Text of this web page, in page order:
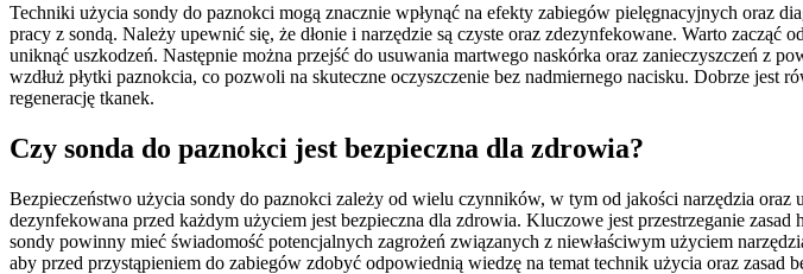
Techniki użycia sondy do paznokci mogą znacznie wpłynąć na efekty zabiegów pielęgnacyjnych oraz
pracy z sondą. Należy upewnić się, że dłonie i narzędzie są czyste oraz zdezynfekowane. Warto
uniknąć uszkodzeń. Następnie można przejść do usuwania martwego naskórka oraz zanieczyszczeń z
wzdłuż płytki paznokcia, co pozwoli na skuteczne oczyszczenie bez nadmiernego nacisku. Dobrze
regenerację tkanek.
Czy sonda do paznokci jest bezpieczna dla zdrowia?
Bezpieczeństwo użycia sondy do paznokci zależy od wielu czynników, w tym od jakości narzędzia
dezynfekowana przed każdym użyciem jest bezpieczna dla zdrowia. Kluczowe jest przestrzeganie
sondy powinny mieć świadomość potencjalnych zagrożeń związanych z niewłaściwym użyciem
aby przed przystąpieniem do zabiegów zdobyć odpowiednią wiedzę na temat technik użycia oraz zasad